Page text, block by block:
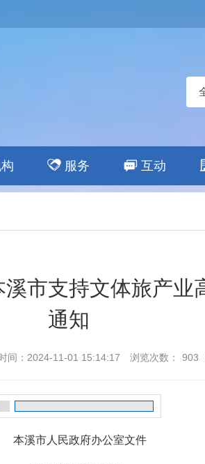
服务 互动
市支持文体旅产业
通知
间：2024-11-01 15:14:17 浏览次数： 903
溪市人民政府办公室文件